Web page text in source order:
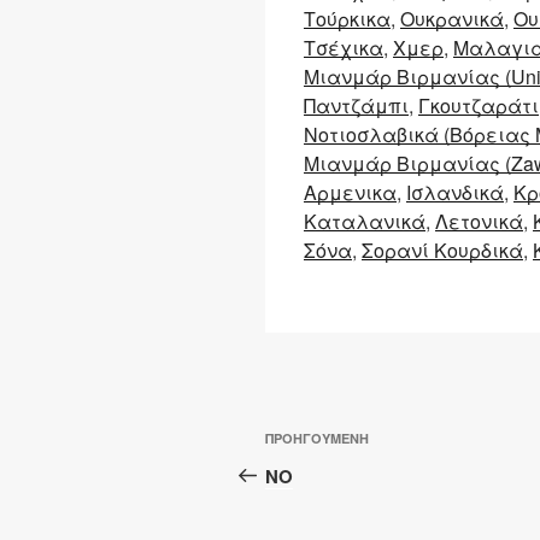
Τούρκικα Ουκρανικά
Τσέχικα Χμερ
Μιανμάρ Βιρμανίας
Παντζάμπι Γκουτζαράτι
Νοτιοσλαβικά (Βόρειας
Μιανμάρ Βιρμανίας
Αρμενικα Ισλανδικά
Καταλανικά Λετονικά
Σόνα Σορανί Κουρδικά
Πλοήγηση
άρθρων
Προηγούμενο
άρθρο
ΠΡΟΗΓΟΎΜΕΝΗ
NO